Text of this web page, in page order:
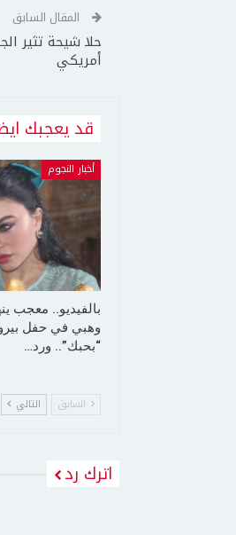
المقال السابق
حلا شيحة تثير
أمريكي
قد يعجبك
أخبار النجوم
بالفيديو.. معجب
وهبي في حفل
“بحبك”.. ورد…
السابق التالي
اترك رد